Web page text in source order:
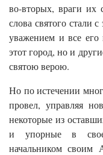
во-вторых, враги их
слова святого стали
уважением и все его
этот город, но и
святою верою.
Но по истечении
провел, управляя
некоторые из
и упорные в
начальником своим